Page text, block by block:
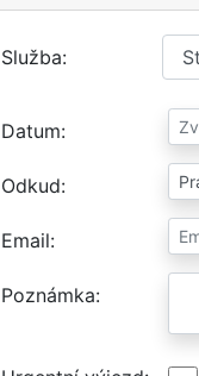
Služba
Datum
Odkud
Email
Poznámka